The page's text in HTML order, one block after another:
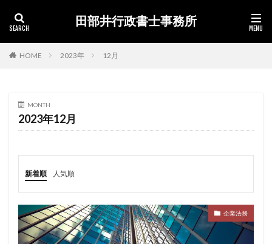
田部井行政書士事務所
HOME 2023年 12月
MONTH
2023年12月
新着順 人気順
企業法務